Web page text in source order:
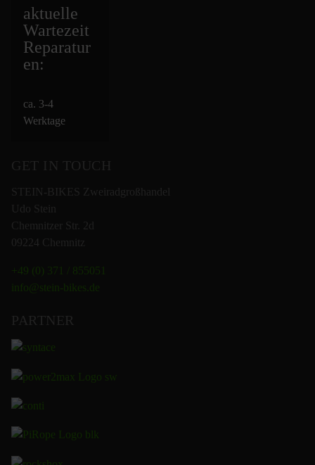
aktuelle
Wartezeit
Reparatur
en:
ca. 3-4
Werktage
GET IN TOUCH
STEIN-BIKES Zweiradgroßhandel
Udo Stein
Chemnitzer Str. 2d
09224 Chemnitz
+49 (0) 371 / 855051
info@stein-bikes.de
PARTNER